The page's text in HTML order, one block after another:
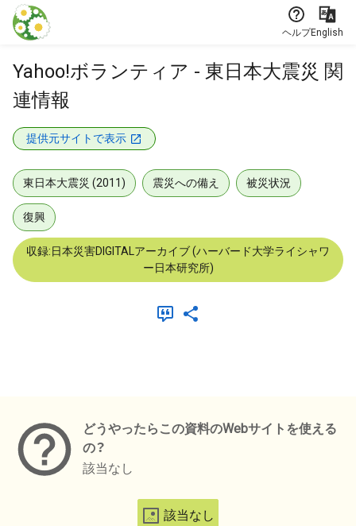
本文に飛ぶ
ヘルプEnglish
Yahoo!ボランティア - 東日本大震災 関
連情報
提供元サイトで表示
東日本大震災 (2011) 震災への備え 被災状況
復興
収録:日本災害DIGITALアーカイブ (ハーバード大学ライシャワ
ー日本研究所)
どうやったらこの資料のWebサイトを使える
の？
該当なし
該当なし